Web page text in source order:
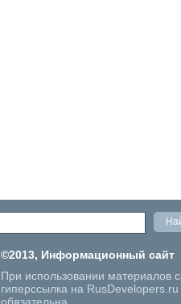
©2013, Информационный сайт
При использовании материалов
гиперссылка на RusDevelopers.ru